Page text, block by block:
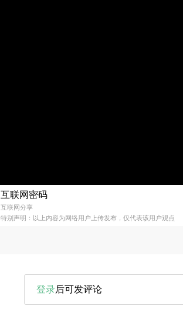
互联网密码
互联网分享
特别声明：以上内容为网络用户上传发布，仅代表该用户观点
登录后可发评论